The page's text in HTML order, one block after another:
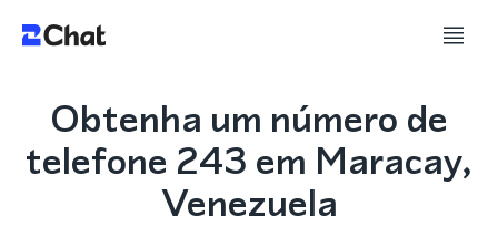
Obtenha um número de
telefone 243 em Maracay,
Venezuela